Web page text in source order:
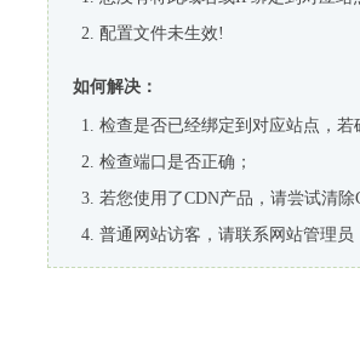
配置文件未生效!
如何解决：
检查是否已经绑定到对应站点，
检查端口是否正确；
若您使用了CDN产品，请尝试清除
普通网站访客，请联系网站管理员